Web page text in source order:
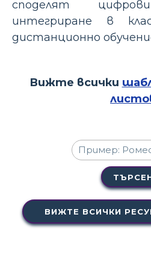
споделят
интегриране в
дистанционно
Вижте всички
ВИЖТЕ ВСИЧКИ